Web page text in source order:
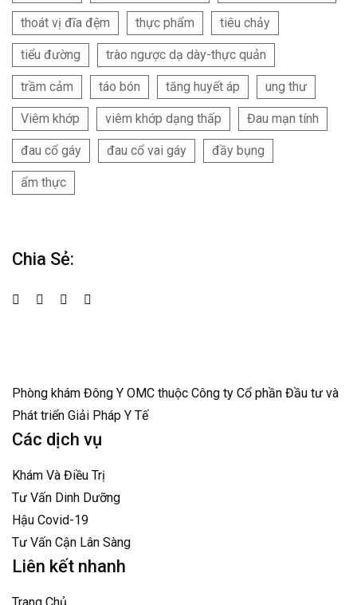
thoát vị đĩa đệm thực phẩm tiêu chảy
tiểu đường trào ngược dạ dày-thực quản
trầm cảm táo bón tăng huyết áp ung thư
Viêm khớp viêm khớp dạng thấp Đau mạn tính
đau cổ gáy đau cổ vai gáy đầy bụng
ẩm thực
Chia Sẻ:
Phòng khám Đông Y OMC thuộc Công ty Cổ phần Đầu tư và
Phát triển Giải Pháp Y Tế
Các dịch vụ
Khám Và Điều Trị
Tư Vấn Dinh Dưỡng
Hậu Covid-19
Tư Vấn Cận Lân Sàng
Liên kết nhanh